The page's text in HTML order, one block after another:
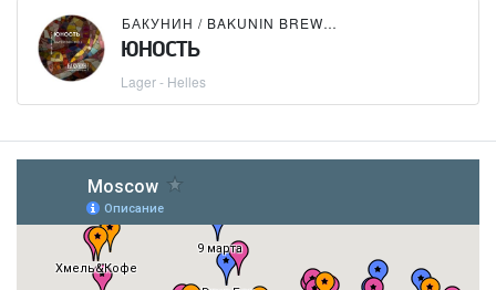
БАКУНИН / BAKUNIN BREWING CO.
ЮНОСТЬ
Lager - Helles